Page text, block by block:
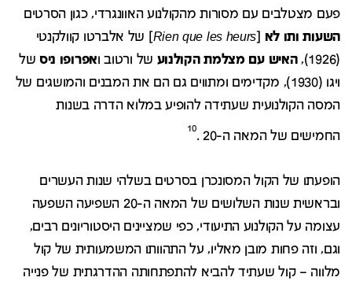
פעם מצטלבים עם מסורות מהקולנוע האוונגרדי, כגון הסרטים
השעות ותו לא
Rien que les heurs ] של אלברטו קוולקנטי
(1926),
האיש עם מצלמת הקולנוע של ורטוב ואפרופו ניס של
ויגו (1930), מקדימים ומתווים גם הם את המבנים והמושגים של
המסה הקולנועית שעתידה להופיע במלוא הדרה בשנות
החמישים של המאה ה-20 .
10
הופעתו של הקול המסונכרן בסרטים בשלהי שנות העשרים
ובראשית שנות השלושים של המאה ה-20 השפיעה השפעה
עצומה על הקולנוע התיעודי, כפי שמציינים היסטוריונים רבים,
וגם, וזה פחות מובן מאליו, על התהוותו המשמעותית של קול
מלווה – קול שעתיד להביא להתפתחותה ההדרגתית של פנייה